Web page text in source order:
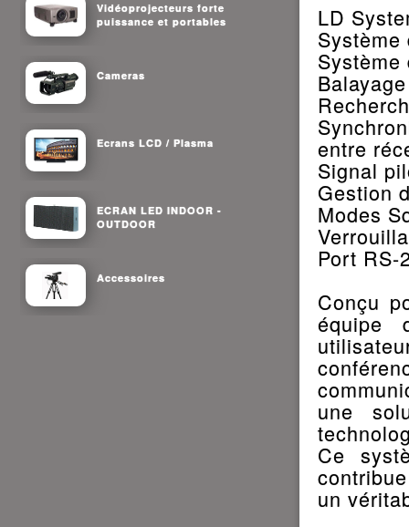
Vidéoprojecteurs forte
puissance et portables
Cameras
Ecrans LCD / Plasma
ECRAN LED INDOOR -
OUTDOOR
Accessoires
LD
entre
Signal
Gestion
Modes
Port RS-
Conçu
équipe
une
Ce
un